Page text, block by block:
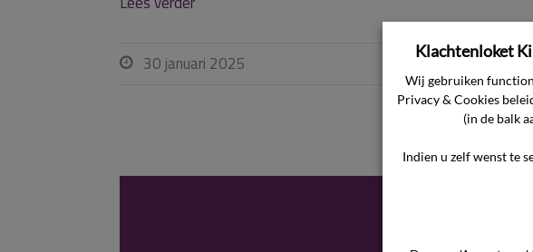
 30 januari 2025
Klacht over het zonder
Klachtenloket
Wij gebruiken
Privacy & Cookies
(in de balk
Indien u zelf wenst te